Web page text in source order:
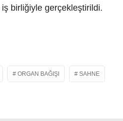
iş birliğiyle gerçekleştirildi.
ORGAN BAĞIŞI SAHNE